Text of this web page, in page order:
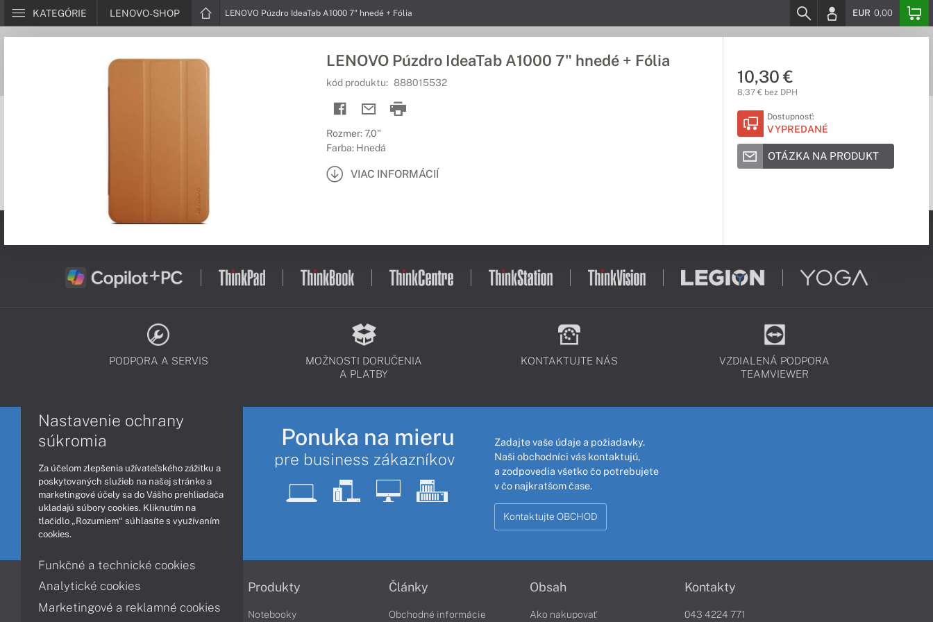
KATEGÓRIE LENOVO-SHOP LENOVO Púzdro IdeaTab A1000 7" hnedé + Fólia EUR 0,00
LENOVO Púzdro IdeaTab A1000 7" hnedé + Fólia
kód produktu: 888015532
Rozmer: 7,0"
Farba: Hnedá
VIAC INFORMÁCIÍ
10,30 €
8,37 € bez DPH
Dostupnosť:
VYPREDANÉ
OTÁZKA NA PRODUKT
PODPORA A SERVIS
MOŽNOSTI DORUČENIA
A PLATBY
KONTAKTUJTE NÁS
VZDIALENÁ PODPORA
TEAMVIEWER
Ponuka na mieru
pre business zákazníkov
Zadajte vaše údaje a požiadavky.
Naši obchodníci vás kontaktujú,
a zodpovedia všetko čo potrebujete
v čo najkratšom čase.
Kontaktujte OBCHOD
Informácie
Obchodné podmienky
Produkty
Notebooky
Články
Obchodné informácie
Obsah
Ako nakupovať
Kontakty
043 4224 771
Nastavenie ochrany
súkromia
Za účelom zlepšenia užívateľského zážitku a
poskytovaných služieb na našej stránke a
marketingové účely sa do Vášho prehliadača
ukladajú súbory cookies. Kliknutím na
tlačidlo „Rozumiem“ súhlasíte s využívaním
cookies.
Funkčné a technické cookies
Analytické cookies
Marketingové a reklamné cookies